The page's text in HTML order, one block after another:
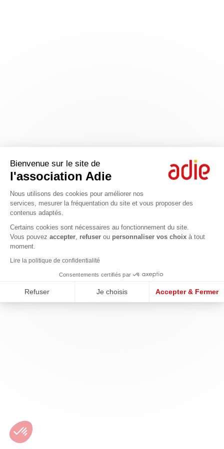
Bienvenue sur le site de
l'association Adie
Nous utilisons des cookies pour améliorer nos
services, mesurer la fréquentation du site et vous proposer des
contenus adaptés.
Certains cookies sont nécessaires au fonctionnement du site.
Vous pouvez accepter refuser ou personnaliser vos choix à tout
moment.
Lire la politique de confidentialité
Consentements certifiés par
Refuser Je choisis Accepter & Fermer
Axeptio consent